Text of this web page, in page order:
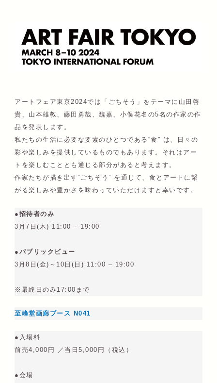
アートフェア東京2024では「ごちそう」をテーマに山田啓
貴、山本雄教、藤田勇哉、魏嘉、小俣花名の5名の作家の作
品を発表します。
私たちの生活に必要な要素のひとつである“食” は、日々の
彩や楽しみを提供しているものでもあります。それはアー
トを楽しむこととも通じる部分があると考えます。
作家たちが描き出す“ごちそう” を通じて、食とアートに繋
がる楽しみや豊かさを味わっていただけますと幸いです。
●招待者のみ
3月7日(木) 11:00 – 19:00
●パブリックビュー
3月8日(金)～10日(日) 11:00 – 19:00
※最終日のみ17:00まで
至峰堂画廊ブース N041
●入場料
前売4,000円 ／当日5,000円（税込）
●会場